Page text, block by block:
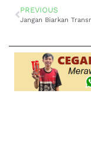
PREVIOUS